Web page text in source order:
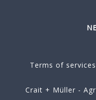
Terms of services
Crait + Müller -